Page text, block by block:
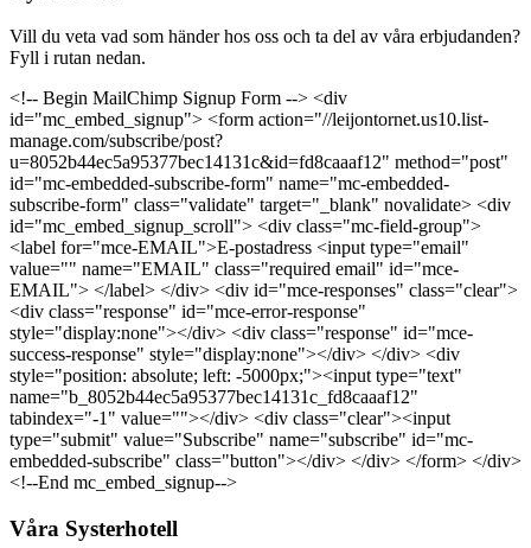
Vill du veta vad som händer hos oss och ta del av våra erbjudanden?
Fyll i rutan nedan.
<!-- Begin MailChimp Signup Form --> <div
id="mc_embed_signup"> <form action="//leijontornet.us10.list-
manage.com/subscribe/post?
u=8052b44ec5a95377bec14131c&id=fd8caaaf12" method="post"
id="mc-embedded-subscribe-form" name="mc-embedded-
subscribe-form" class="validate" target="_blank" novalidate> <div
id="mc_embed_signup_scroll"> <div class="mc-field-group">
<label for="mce-EMAIL">E-postadress <input type="email"
value="" name="EMAIL" class="required email" id="mce-
EMAIL"> </label> </div> <div id="mce-responses" class="clear">
<div class="response" id="mce-error-response"
style="display:none"></div> <div class="response" id="mce-
success-response" style="display:none"></div> </div> <div
style="position: absolute; left: -5000px;"><input type="text"
name="b_8052b44ec5a95377bec14131c_fd8caaaf12"
tabindex="-1" value=""></div> <div class="clear"><input
type="submit" value="Subscribe" name="subscribe" id="mc-
embedded-subscribe" class="button"></div> </div> </form> </div>
<!--End mc_embed_signup-->
Våra Systerhotell